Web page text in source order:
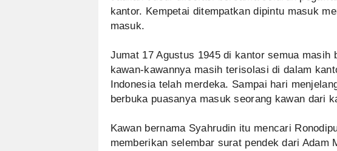
kantor. Kempetai ditempatkan dipintu masuk
masuk.
Jumat 17 Agustus 1945 di kantor semua
kawan-kawannya masih terisolasi di dalam
Indonesia telah merdeka. Sampai hari
berbuka puasanya masuk seorang kawan dari
Kawan bernama Syahrudin itu mencari
memberikan selembar surat pendek dari Adam